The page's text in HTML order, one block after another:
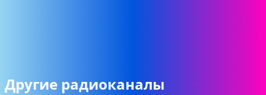
Другие радиоканалы